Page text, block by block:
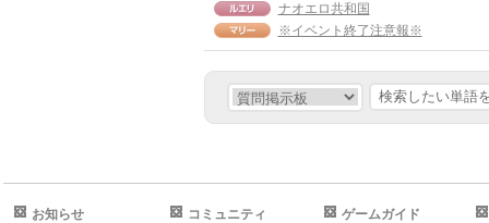
ナオエロ共和国
※イベント終了注意報※
お知らせ コミュニティ ゲームガイド